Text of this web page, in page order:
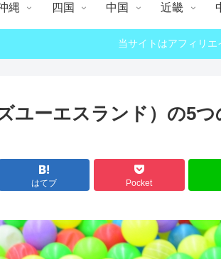
縄 四国 中国 近畿
当サイトはアフィリエ
ユーエスランド）の5
はてブ Pocket